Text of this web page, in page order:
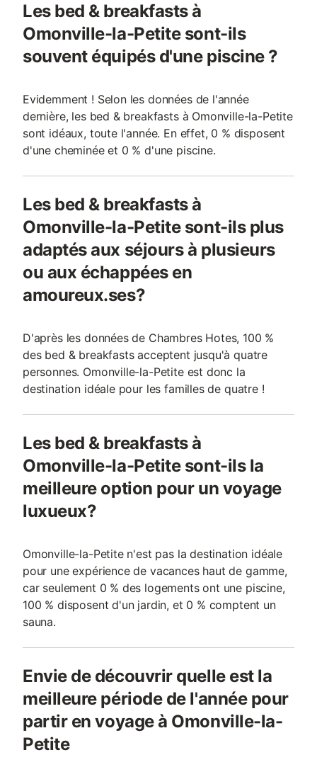
Les bed & breakfasts à
Omonville-la-Petite sont-ils
souvent équipés d'une piscine ?
Evidemment ! Selon les données de l'année
dernière, les bed & breakfasts à Omonville-la-Petite
sont idéaux, toute l'année. En effet, 0 % disposent
d'une cheminée et 0 % d'une piscine.
Les bed & breakfasts à
Omonville-la-Petite sont-ils plus
adaptés aux séjours à plusieurs
ou aux échappées en
amoureux.ses?
D'après les données de Chambres Hotes, 100 %
des bed & breakfasts acceptent jusqu'à quatre
personnes. Omonville-la-Petite est donc la
destination idéale pour les familles de quatre !
Les bed & breakfasts à
Omonville-la-Petite sont-ils la
meilleure option pour un voyage
luxueux?
Omonville-la-Petite n'est pas la destination idéale
pour une expérience de vacances haut de gamme,
car seulement 0 % des logements ont une piscine,
100 % disposent d'un jardin, et 0 % comptent un
sauna.
Envie de découvrir quelle est la
meilleure période de l'année pour
partir en voyage à Omonville-la-
Petite